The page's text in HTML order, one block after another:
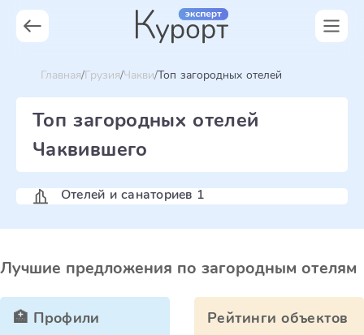
Главная Грузия Чакви Топ загородных отелей
Топ загородных отелей
Чаквившего
Отелей и санаториев 1
Лучшие предложения по загородным отелям
🏥 Профили
Рейтинги объектов